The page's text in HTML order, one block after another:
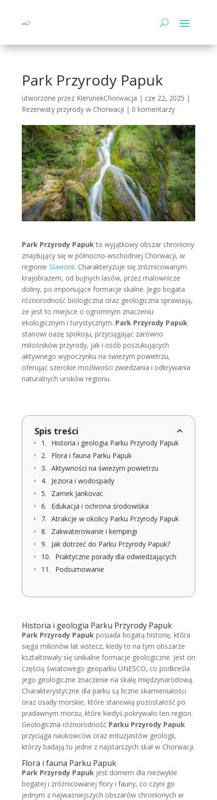
Park Przyrody Papuk
utworzone przez KierunekChorwacja | cze 22, 2025 |
Rezerwaty przyrody w Chorwacji | 0 komentarzy
Park Przyrody Papukto wyjątkowy obszar chroniony
znajdujący się w północno-wschodniej Chorwacji, w
regionie Slawonii. Charakteryzuje się zróżnicowanym
krajobrazem, od bujnych lasów, przez malownicze
doliny, po imponujące formacje skalne. Jego bogata
różnorodność biologiczna oraz geologiczna sprawiają,
że jest to miejsce o ogromnym znaczeniu
ekologicznym i turystycznym. Park Przyrody Papuk
stanowi oazę spokoju, przyciągając zarówno
miłośników przyrody, jak i osób poszukujących
aktywnego wypoczynku na świeżym powietrzu,
oferując szerokie możliwości zwiedzania i odkrywania
naturalnych uroków regionu.
Spis treści
Historia i geologia Parku Przyrody Papuk
Flora i fauna Parku Papuk
Aktywności na świeżym powietrzu
Jeziora i wodospady
Zamek Jankovac
Edukacja i ochrona środowiska
Atrakcje w okolicy Parku Przyrody Papuk
Zakwaterowanie i kempingi
Jak dotrzeć do Parku Przyrody Papuk?
Praktyczne porady dla odwiedzających
Podsumowanie
Historia i geologia Parku Przyrody Papuk
Park Przyrody Papukposiada bogatą historię, która
sięga milionów lat wstecz, kiedy to na tym obszarze
kształtowały się unikalne formacje geologiczne. Jest on
częścią światowego geoparku UNESCO, co podkreśla
jego geologiczne znaczenie na skalę międzynarodową.
Charakterystyczne dla parku są liczne skamieniałości
oraz osady morskie, które stanowią pozostałość po
pradawnym morzu, które kiedyś pokrywało ten region.
Geologiczna różnorodność Parku Przyrody Papuk
przyciąga naukowców oraz entuzjastów geologii,
którzy badają tu jedne z najstarszych skał w Chorwacji.
Flora i fauna Parku Papuk
Park Przyrody Papukjest domem dla niezwykle
bogatej i zróżnicowanej flory i fauny, co czyni go
jednym z najważniejszych obszarów chronionych w